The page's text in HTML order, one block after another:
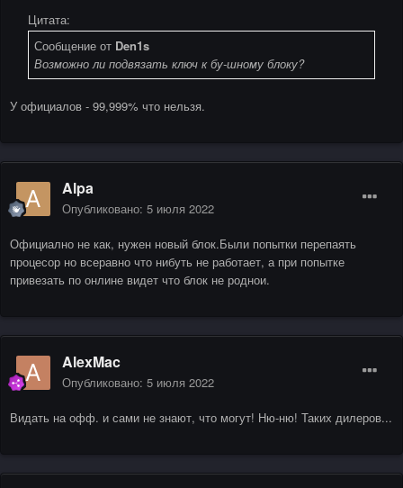
Цитата:
Сообщение от Den1s
Возможно ли подвязать ключ к бу-шному блоку?
У официалов - 99,999% что нельзя.
Alpa
Опубликовано: 5 июля 2022
Официално не как, нужен новый блок.Были попытки перепаять
процесор но всеравно что нибуть не работает, а при попытке
привезать по онлине видет что блок не роднои.
AlexMac
Опубликовано: 5 июля 2022
Видать на офф. и сами не знают, что могут! Ню-ню! Таких дилеров...